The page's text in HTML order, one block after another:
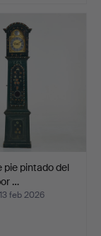
pie pintado del
…
feb 2026